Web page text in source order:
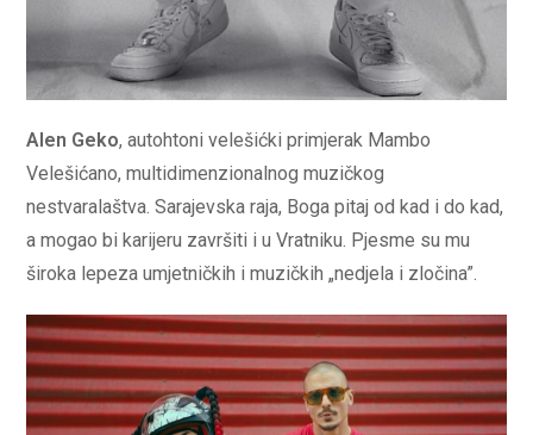
Alen Geko, autohtoni velešićki primjerak Mambo
Velešićano, multidimenzionalnog muzičkog
nestvaralaštva. Sarajevska raja, Boga pitaj od kad i do kad,
a mogao bi karijeru završiti i u Vratniku. Pjesme su mu
široka lepeza umjetničkih i muzičkih „nedjela i zločina”.